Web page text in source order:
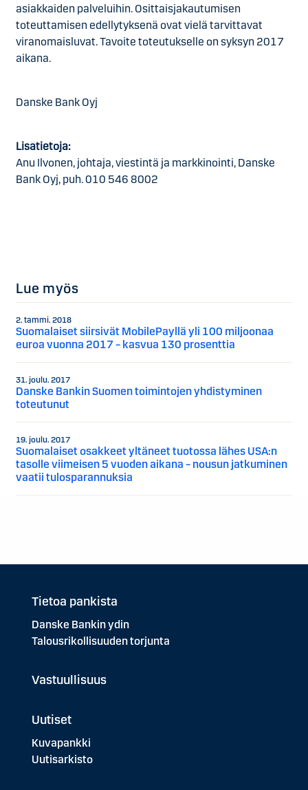
asiakkaiden palveluihin. Osittaisjakautumisen
toteuttamisen edellytyksenä ovat vielä tarvittavat
viranomaisluvat. Tavoite toteutukselle on syksyn 2017
aikana.
Danske Bank Oyj
Lisätietoja:
Anu Ilvonen, johtaja, viestintä ja markkinointi, Danske
Bank Oyj, puh. 010 546 8002
Lue myös
2. tammi. 2018
Suomalaiset siirsivät MobilePayllä yli 100 miljoonaa
euroa vuonna 2017 – kasvua 130 prosenttia
31. joulu. 2017
Danske Bankin Suomen toimintojen yhdistyminen
toteutunut
19. joulu. 2017
Suomalaiset osakkeet yltäneet tuotossa lähes USA:n
tasolle viimeisen 5 vuoden aikana – nousun jatkuminen
vaatii tulosparannuksia
Tietoa pankista
Danske Bankin ydin
Talousrikollisuuden torjunta
Vastuullisuus
Uutiset
Kuvapankki
Uutisarkisto